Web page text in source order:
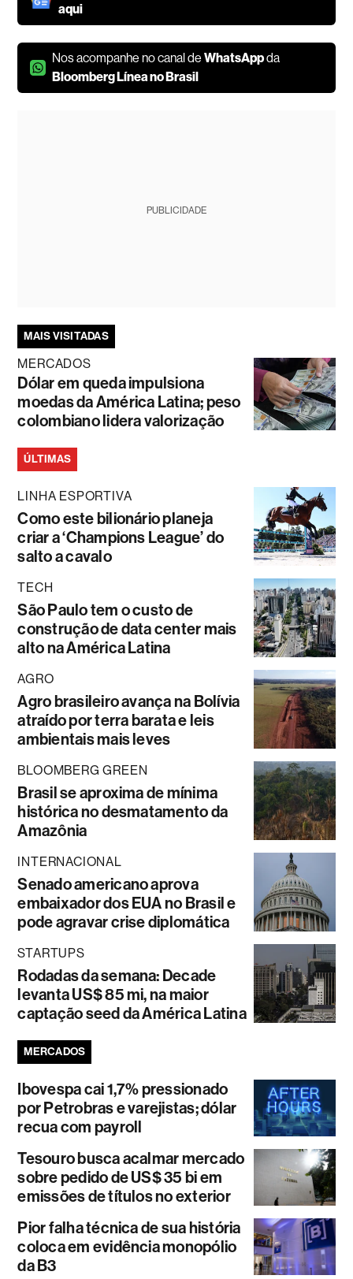
aqui
Nos acompanhe no canal deWhatsAppda
Bloomberg Línea no Brasil
PUBLICIDADE
MAIS VISITADAS
MERCADOS
Dólar em queda impulsiona
moedas da América Latina; peso
colombiano lidera valorização
ÚLTIMAS
LINHA ESPORTIVA
Como este bilionário planeja
criar a ‘Champions League’ do
salto a cavalo
TECH
São Paulo tem o custo de
construção de data center mais
alto na América Latina
AGRO
Agro brasileiro avança na Bolívia
atraído por terra barata e leis
ambientais mais leves
BLOOMBERG GREEN
Brasil se aproxima de mínima
histórica no desmatamento da
Amazônia
INTERNACIONAL
Senado americano aprova
embaixador dos EUA no Brasil e
pode agravar crise diplomática
STARTUPS
Rodadas da semana: Decade
levanta US$ 85 mi, na maior
captação seed da América Latina
MERCADOS
Ibovespa cai 1,7% pressionado
por Petrobras e varejistas; dólar
recua com payroll
Tesouro busca acalmar mercado
sobre pedido de US$ 35 bi em
emissões de títulos no exterior
Pior falha técnica de sua história
coloca em evidência monopólio
da B3